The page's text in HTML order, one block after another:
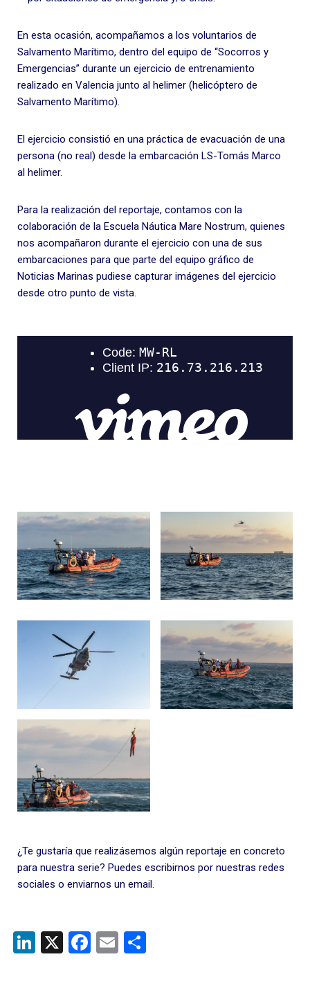
En esta ocasión, acompañamos a los voluntarios de
Salvamento Marítimo, dentro del equipo de “Socorros y
Emergencias” durante un ejercicio de entrenamiento
realizado en Valencia junto al helimer (helicóptero de
Salvamento Marítimo).
El ejercicio consistió en una práctica de evacuación de una
persona (no real) desde la embarcación LS-Tomás Marco
al helimer.
Para la realización del reportaje, contamos con la
colaboración de la Escuela Náutica Mare Nostrum, quienes
nos acompañaron durante el ejercicio con una de sus
embarcaciones para que parte del equipo gráfico de
Noticias Marinas pudiese capturar imágenes del ejercicio
desde otro punto de vista.
¿Te gustaría que realizásemos algún reportaje en concreto
para nuestra serie? Puedes escribirnos por nuestras redes
sociales o enviarnos un email.
Li
X
F
E